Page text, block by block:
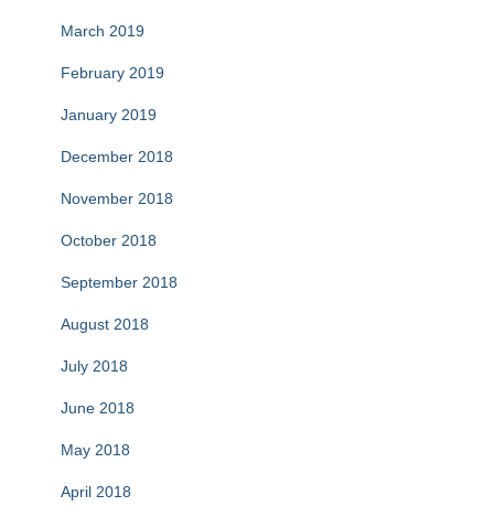
March 2019
February 2019
January 2019
December 2018
November 2018
October 2018
September 2018
August 2018
July 2018
June 2018
May 2018
April 2018